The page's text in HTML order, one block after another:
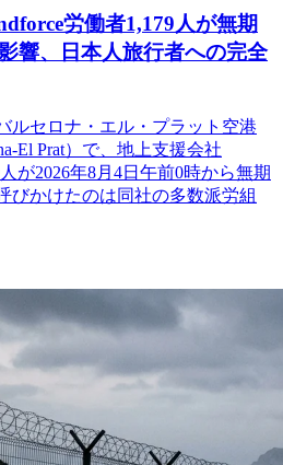
労働者1,179人が無期
響、日本人旅行者への完全
ルセロナ・エル・プラット空港
El Prat）で、地上支援会社
が2026年8月4日午前0時から無期
びかけたのは同社の多数派労組